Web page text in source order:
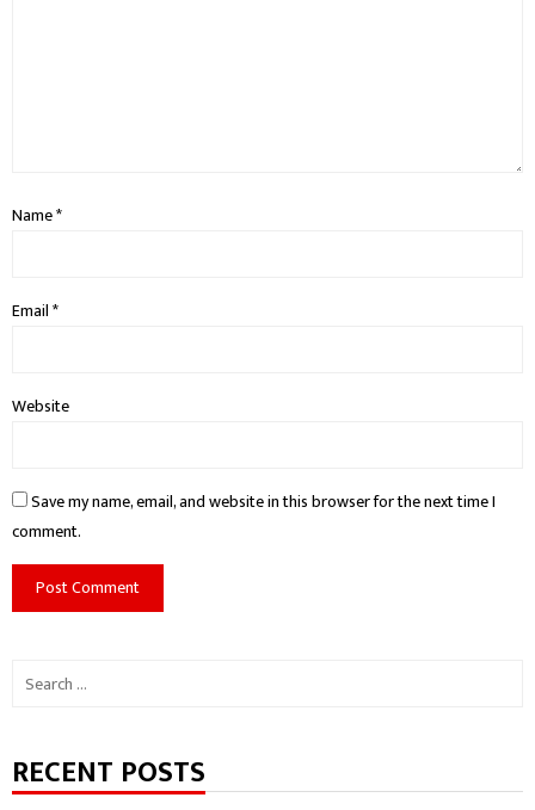
Name*
Email*
Website
Save my name, email, and website in this browser for the next time I
comment.
Search
RECENT POSTS